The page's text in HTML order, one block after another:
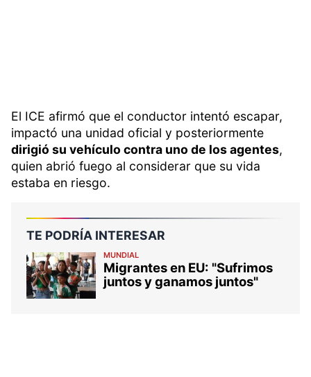
El ICE afirmó que el conductor intentó escapar,
impactó una unidad oficial y posteriormente
dirigió su vehículo contra uno de los agentes,
quien abrió fuego al considerar que su vida
estaba en riesgo.
TE PODRÍA INTERESAR
MUNDIAL
Migrantes en EU: "Sufrimos
juntos y ganamos juntos"